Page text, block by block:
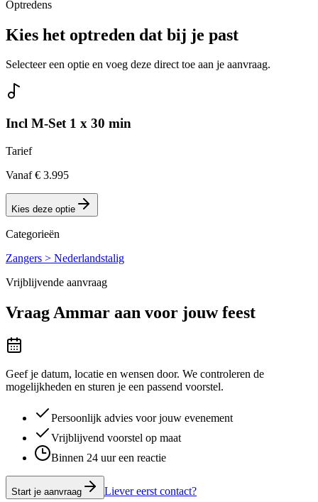
Optredens
Kies het optreden dat bij je past
Selecteer een optie en voeg deze direct toe aan je aanvraag.
Incl M-Set 1 x 30 min
Tarief
Vanaf € 3.995
Kies deze optie
Categorieën
Zangers > Nederlandstalig
Vrijblijvende aanvraag
Vraag Ammar aan voor jouw feest
Geef je datum, locatie en wensen door. We controleren de
mogelijkheden en sturen je een passend voorstel.
Persoonlijk advies voor jouw evenement
Vrijblijvend voorstel op maat
Binnen 24 uur een reactie
Start je aanvraag Liever eerst contact?